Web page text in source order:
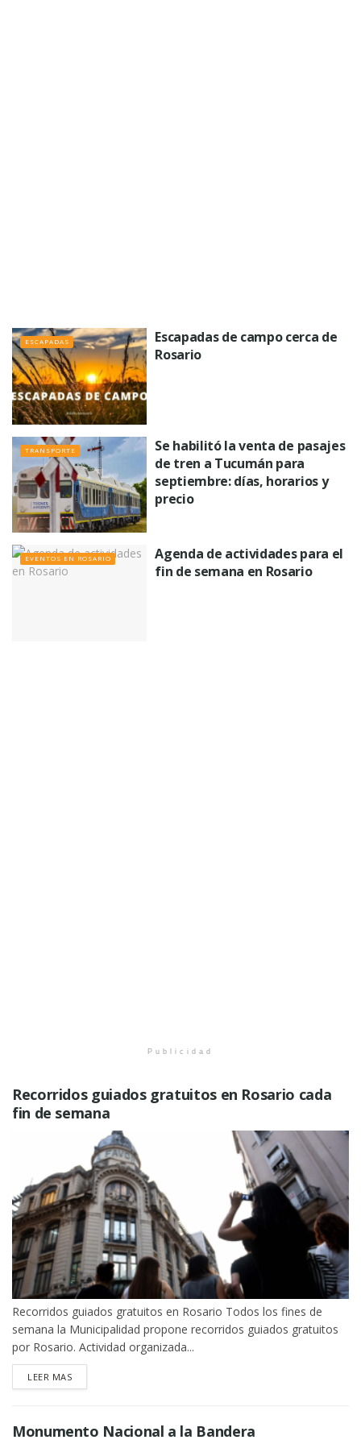
ESCAPADAS
Escapadas de campo cerca de
Rosario
TRANSPORTE
Se habilitó la venta de pasajes
de tren a Tucumán para
septiembre: días, horarios y
precio
EVENTOS EN ROSARIO
Agenda de actividades para el
fin de semana en Rosario
Publicidad
Recorridos guiados gratuitos en Rosario cada
fin de semana
Recorridos guiados gratuitos en Rosario Todos los fines de
semana la Municipalidad propone recorridos guiados gratuitos
por Rosario. Actividad organizada...
LEER MASDETAILS
Monumento Nacional a la Bandera